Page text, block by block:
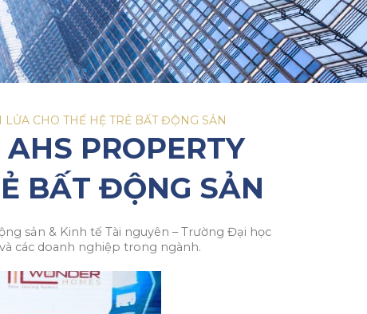
CHO THẾ HỆ TRẺ BẤT ĐỘNG SẢN
PROPERTY
BẤT ĐỘNG SẢN
sản & Kinh tế Tài nguyên – Trường Đại học
các doanh nghiệp trong ngành.